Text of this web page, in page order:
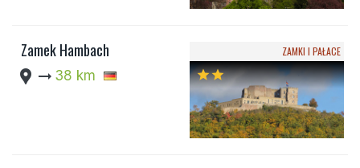
Zamek Hambach
location_pin arrow_right_alt 38 km
ZAMKI I PAŁACE
starstar